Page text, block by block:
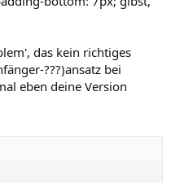
das kein richtiges
???)ansatz bei
eben deine Version